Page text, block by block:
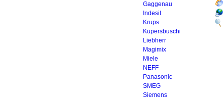
Gaggenau
Indesit
Krups
Kupersbuschi
Liebherr
Magimix
Miele
NEFF
Panasonic
SMEG
Siemens